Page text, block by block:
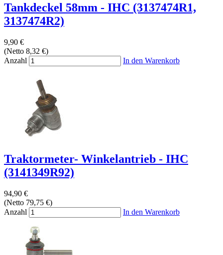
Tankdeckel 58mm - IHC (3137474R1,
3137474R2)
9,90 €
(Netto 8,32 €)
Anzahl
In den Warenkorb
Traktormeter- Winkelantrieb - IHC
(3141349R92)
94,90 €
(Netto 79,75 €)
Anzahl
In den Warenkorb